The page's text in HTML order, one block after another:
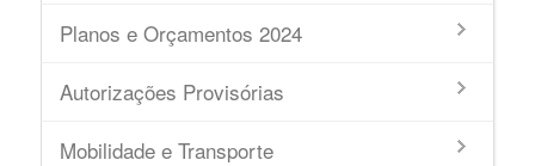
Planos e Orçamentos 2024
Autorizações Provisórias
Mobilidade e Transporte